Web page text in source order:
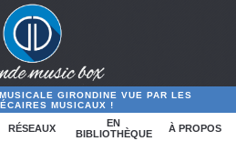
GIRONDINE VUE PAR LES
MUSICAUX !
RÉSEAUX
EN
BIBLIOTHÈQUE
À PROPOS